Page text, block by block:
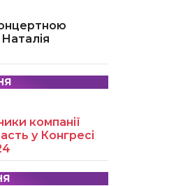
компанії
у Конгресі